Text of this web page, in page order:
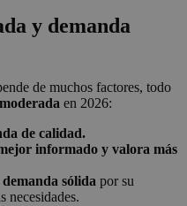
y demanda
de muchos factores, todo
en 2026:
de calidad.
informado y valora más
sólida por su
necesidades.